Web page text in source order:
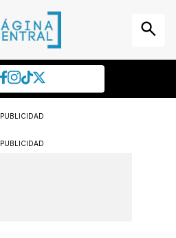
PUBLICIDAD
PUBLICIDAD